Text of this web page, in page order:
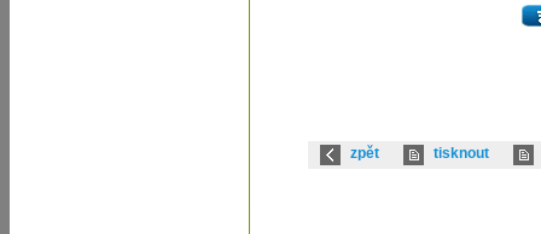
zpět tisknout